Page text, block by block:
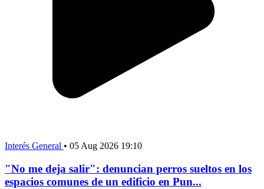
Interés General • 05 Aug 2026 19:10
"No me deja salir": denuncian perros sueltos en los
espacios comunes de un edificio en Pun...